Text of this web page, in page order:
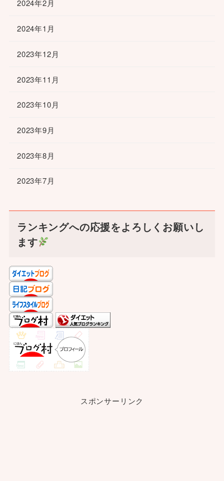
2024年2月
2024年1月
2023年12月
2023年11月
2023年10月
2023年9月
2023年8月
2023年7月
ランキングへの応援をよろしくお願いし
ます
スポンサーリンク